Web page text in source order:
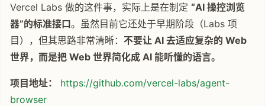
Vercel Labs 做的这件事，实际上是在制定 “AI 操控浏览
器”的标准接口。虽然目前它还处于早期阶段（Labs 项
目），但其思路非常清晰： 不要让 AI 去适应复杂的 Web
世界，而是把 Web 世界简化成 AI 能听懂的语言。
项目地址：
https://github.com/vercel-labs/agent-
browser